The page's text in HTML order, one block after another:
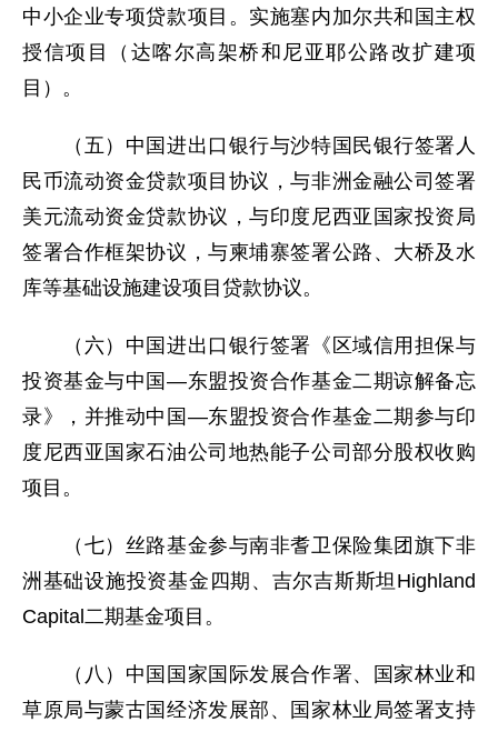
中小企业专项贷款项目。实施塞内加尔共和国主权
授信项目（达喀尔高架桥和尼亚耶公路改扩建项
目）。
（五）中国进出口银行与沙特国民银行签署人
民币流动资金贷款项目协议，与非洲金融公司签署
美元流动资金贷款协议，与印度尼西亚国家投资局
签署合作框架协议，与柬埔寨签署公路、大桥及水
库等基础设施建设项目贷款协议。
（六）中国进出口银行签署《区域信用担保与
投资基金与中国—东盟投资合作基金二期谅解备忘
录》，并推动中国—东盟投资合作基金二期参与印
度尼西亚国家石油公司地热能子公司部分股权收购
项目。
（七）丝路基金参与南非耆卫保险集团旗下非
洲基础设施投资基金四期、吉尔吉斯斯坦Highland
Capital二期基金项目。
（八）中国国家国际发展合作署、国家林业和
草原局与蒙古国经济发展部、国家林业局签署支持